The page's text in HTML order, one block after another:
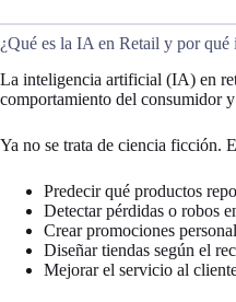
¿Qué es la IA en Retail y por
La inteligencia artificial (IA) en
comportamiento del consumidor
Ya no se trata de ciencia ficción.
Predecir qué productos
Detectar pérdidas o robos
Crear promociones
Diseñar tiendas según el
Mejorar el servicio al